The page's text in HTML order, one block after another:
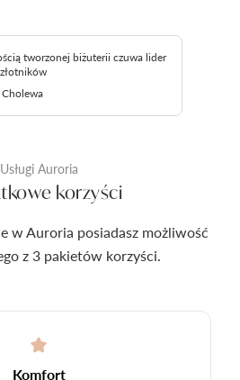
tworzonej biżuterii czuwa lider
Usługi Auroria
korzyści
w Auroria posiadasz możliwość
z 3 pakietów korzyści.
Komfort